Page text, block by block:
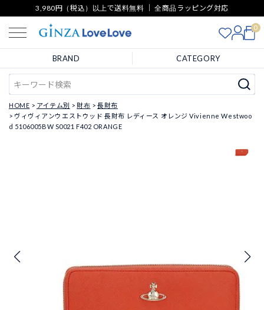
3,980円（税込）以上で送料無料 ｜ 全商品ラッピング対応
0
BRAND CATEGORY
HOME アイテム別 財布
長財布
ヴィヴィアンウエストウッド 長財布 レディース オレンジ Vivienne Westwoo
d 5106005BW S0021 F402 ORANGE